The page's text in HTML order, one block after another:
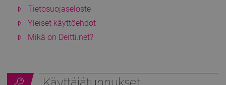
Tietosuojaseloste
Yleiset käyttöehdot
Mikä on Deitti.net?